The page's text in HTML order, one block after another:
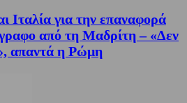
Ιταλία για την επαναφορά
από τη Μαδρίτη – «Δεν
απαντά η Ρώμη